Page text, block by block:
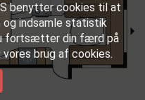
S benytter cookies til at
og indsamle statistik
fortsætter din færd på
brug af cookies.